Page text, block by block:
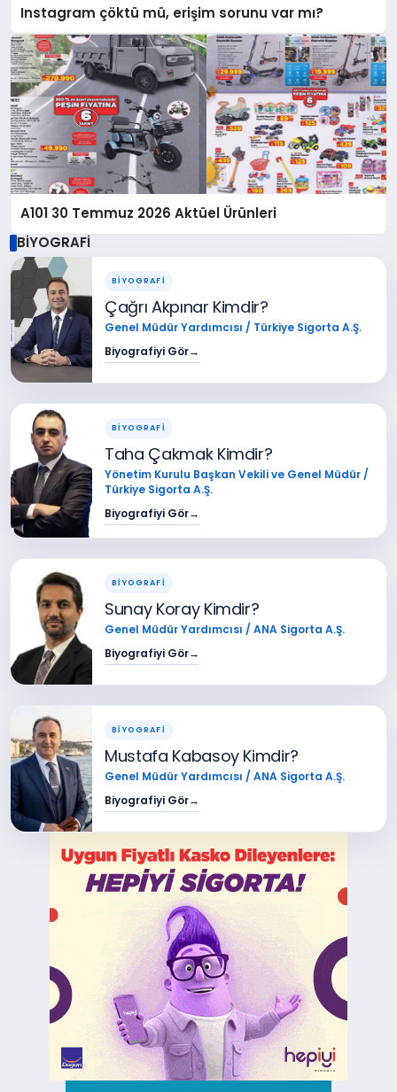
Instagram çöktü mü, erişim sorunu var mı?
A101 30 Temmuz 2026 Aktüel Ürünleri
BİYOGRAFİ
BİYOGRAFİ
Çağrı Akpınar Kimdir?
Genel Müdür Yardımcısı / Türkiye Sigorta A.Ş.
Biyografiyi Gör→
BİYOGRAFİ
Taha Çakmak Kimdir?
Yönetim Kurulu Başkan Vekili ve Genel Müdür /
Türkiye Sigorta A.Ş.
Biyografiyi Gör→
BİYOGRAFİ
Sunay Koray Kimdir?
Genel Müdür Yardımcısı / ANA Sigorta A.Ş.
Biyografiyi Gör→
BİYOGRAFİ
Mustafa Kabasoy Kimdir?
Genel Müdür Yardımcısı / ANA Sigorta A.Ş.
Biyografiyi Gör→